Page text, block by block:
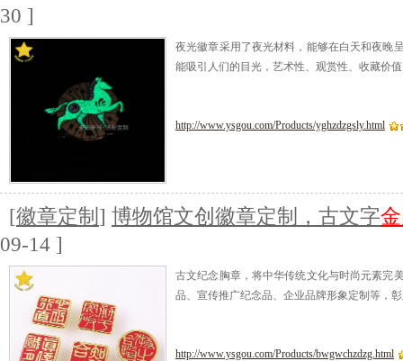
30 ]
夜光徽章采用了夜光材料，能够在白天和夜晚
能吸引人们的目光，艺术性、观赏性、收藏价
http://www.ysgou.com/Products/yghzdzgsly.html
[徽章定制 ] 博物馆文创徽章定制，古文字
09-14 ]
古文纪念胸章，将中华传统文化与时尚元素完
品、宣传推广纪念品、企业品牌形象定制等，
http://www.ysgou.com/Products/bwgwchzdzg.html